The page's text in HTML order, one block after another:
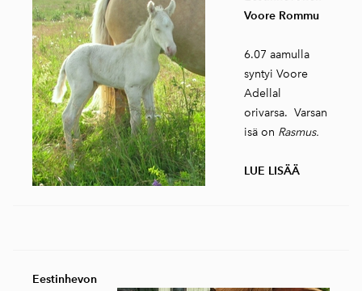
Voore Rommu
6.07 aamulla
syntyi Voore
Adellal
orivarsa. Varsan
isä on Rasmus.
LUE LISÄÄ
Eestinhevon